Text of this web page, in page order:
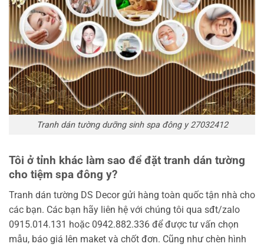
Tranh dán tường dưỡng sinh spa đông y 27032412
Tôi ở tỉnh khác làm sao để đặt tranh dán tường
cho tiệm spa đông y?
Tranh dán tường DS Decor gửi hàng toàn quốc tận nhà cho
các bạn. Các bạn hãy liên hệ với chúng tôi qua sđt/zalo
0915.014.131 hoặc 0942.882.336 để được tư vấn chọn
mẫu, báo giá lên maket và chốt đơn. Cũng như chèn hình